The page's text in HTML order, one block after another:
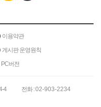
이용약관
게시판 운영원칙
PC버전
4 전화 :02-903-2234